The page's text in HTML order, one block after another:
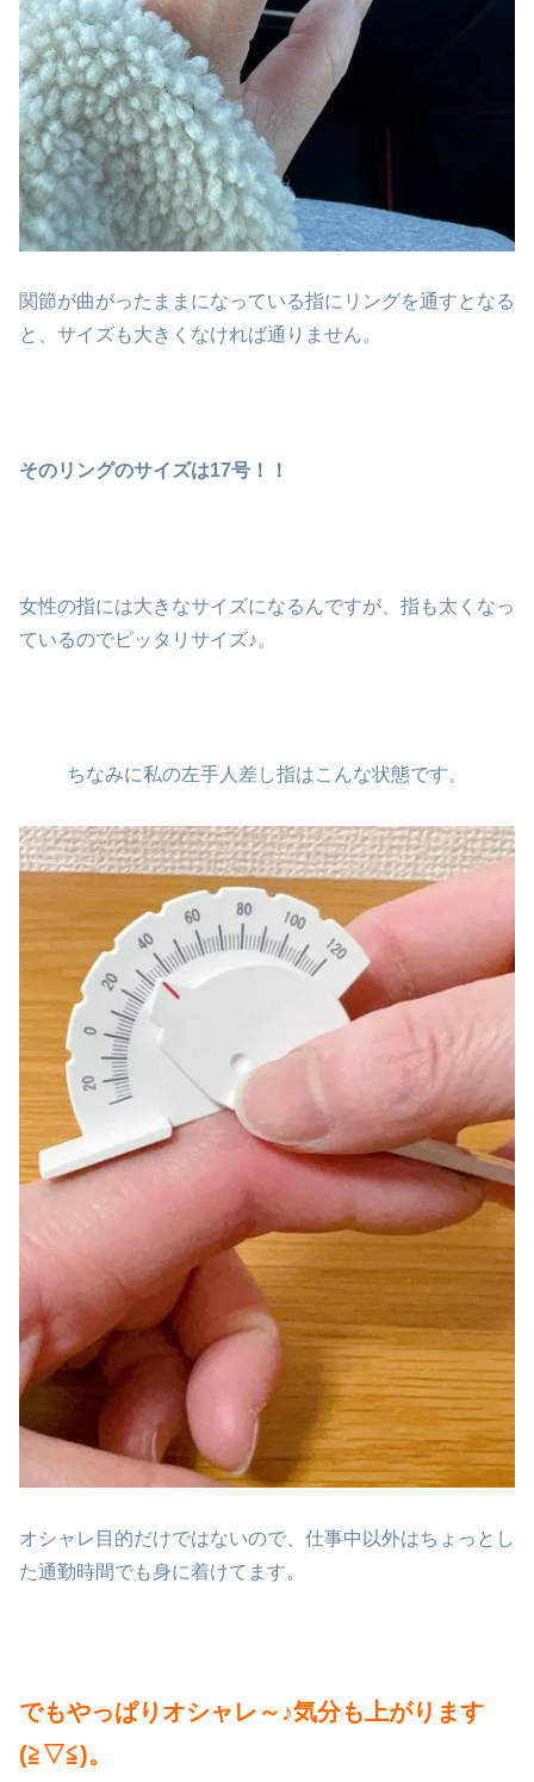
関節が曲がったままになっている指にリングを通すとなる
と、サイズも大きくなければ通りません。
そのリングのサイズは17号！！
女性の指には大きなサイズになるんですが、指も太くなっ
ているのでピッタリサイズ♪。
ちなみに私の左手人差し指はこんな状態です。
オシャレ目的だけではないので、仕事中以外はちょっとし
た通勤時間でも身に着けてます。
でもやっぱりオシャレ～♪気分も上がります
(≧▽≦)。